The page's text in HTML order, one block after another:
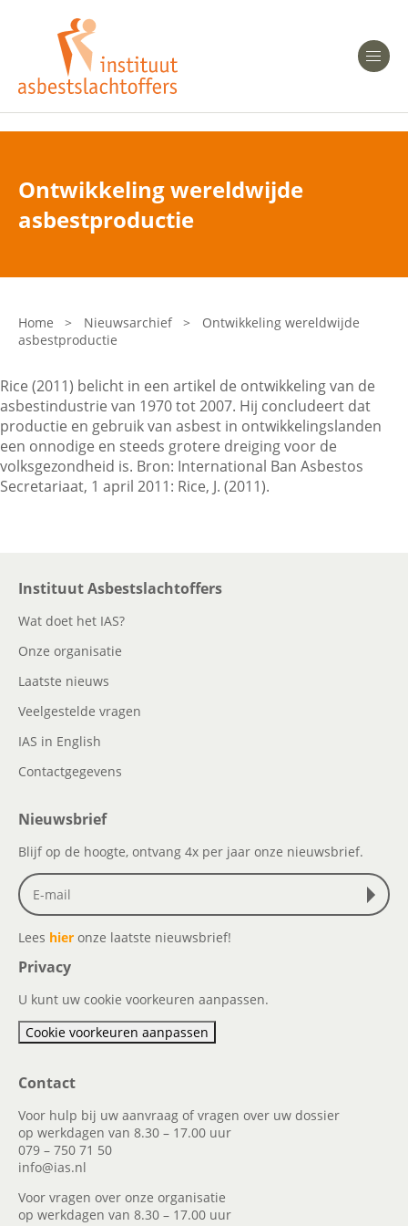
Heeft u Mesothelioom?
Heeft u Asbestose?
Bent u arts?
Asbest en Gezondheid
Laatste nieuws
Onze organisatie
Veelgestelde vragen
Contactgegevens
Ontwikkeling wereldwijde
asbestproductie
Home > Nieuwsarchief >
Ontwikkeling wereldwijde
asbestproductie
Rice (2011) belicht in een artikel de ontwikkeling van de
asbestindustrie van 1970 tot 2007. Hij concludeert dat
productie en gebruik van asbest in ontwikkelingslanden
een onnodige en steeds grotere dreiging voor de
volksgezondheid is. Bron: International Ban Asbestos
Secretariaat, 1 april 2011: Rice, J. (2011).
Instituut Asbestslachtoffers
Wat doet het IAS?
Onze organisatie
Laatste nieuws
Veelgestelde vragen
IAS in English
Contactgegevens
Nieuwsbrief
Blijf op de hoogte, ontvang 4x per jaar onze nieuwsbrief.
Lees hier onze laatste nieuwsbrief!
Privacy
U kunt uw cookie voorkeuren aanpassen.
Cookie voorkeuren aanpassen
Contact
Voor hulp bij uw aanvraag of vragen over uw dossier
op werkdagen van 8.30 – 17.00 uur
079 – 750 71 50
info@ias.nl
Voor vragen over onze organisatie
op werkdagen van 8.30 – 17.00 uur